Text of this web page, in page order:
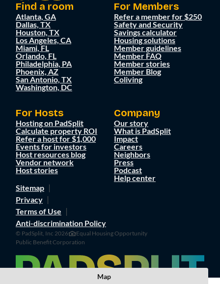
Find a room
Atlanta, GA
Dallas, TX
Houston, TX
Los Angeles, CA
Miami, FL
Orlando, FL
Philadelphia, PA
Phoenix, AZ
San Antonio, TX
Washington, DC
For Members
Refer a member for $250
Safety and Security
Savings calculator
Housing solutions
Member guidelines
Member FAQ
Member stories
Member Blog
Coliving
For Hosts
Hosting on PadSplit
Calculate property ROI
Refer a host for $1,000
Events for investors
Host resources blog
Vendor network
Host stories
Company
Our story
What is PadSplit
Impact
Careers
Neighbors
Press
Podcast
Help center
Sitemap
Privacy
Terms of Use
Anti-discrimination Policy
© PadSplit, Inc 2026
Equal Housing Opportunity
Public Benefit Corporation
Map